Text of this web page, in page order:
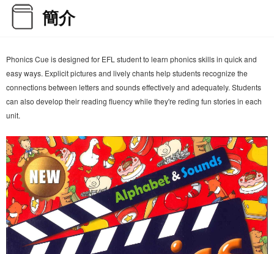
簡介
Phonics Cue is designed for EFL student to learn phonics skills in quick and
easy ways. Explicit pictures and lively chants help students recognize the
connections between letters and sounds effectively and adequately. Students
can also develop their reading fluency while they're reding fun stories in each
unit.